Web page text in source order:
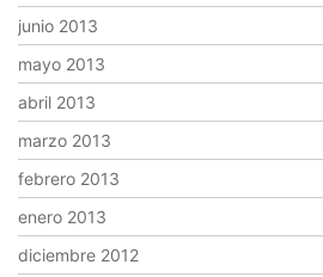
junio 2013
mayo 2013
abril 2013
marzo 2013
febrero 2013
enero 2013
diciembre 2012